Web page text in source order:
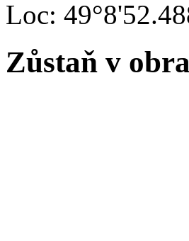
Loc:
Zůstaň v